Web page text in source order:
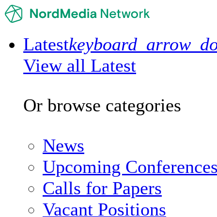
Latest
View all Latest
Or browse categories
News
Upcoming Conferences
Calls for Papers
Vacant Positions